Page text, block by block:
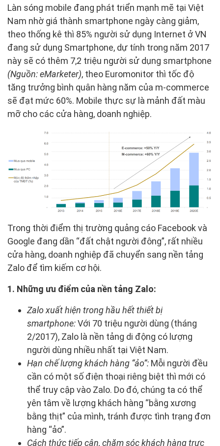
Làn sóng mobile đang phát triển mạnh mẽ tại Việt
Nam nhờ giá thành smartphone ngày càng giảm,
theo thống kê thì 85% người sử dụng Internet ở VN
đang sử dụng Smartphone, dự tính trong năm 2017
này sẽ có thêm 7,2 triệu người sử dụng smartphone
(Nguồn: eMarketer), theo Euromonitor thì tốc độ
tăng trưởng bình quân hàng năm của m-commerce
sẽ đạt mức 60%. Mobile thực sự là mảnh đất màu
mỡ cho các cửa hàng, doanh nghiệp.
Trong thời điểm thị trường quảng cáo Facebook và
Google đang dần “đất chật người đông”, rất nhiều
cửa hàng, doanh nghiệp đã chuyển sang nền tảng
Zalo để tìm kiếm cơ hội.
1. Những ưu điểm của nền tảng Zalo:
Zalo xuất hiện trong hầu hết thiết bị
smartphone:Với 70 triệu người dùng (tháng
2/2017), Zalo là nền tảng di động có lượng
người dùng nhiều nhất tại Việt Nam.
Hạn chế lượng khách hàng “ảo”: Mỗi người đều
cần có một số điện thoại riêng biệt thì mới có
thể truy cập vào Zalo. Do đó, chúng ta có thể
yên tâm về lượng khách hàng “bằng xương
bằng thịt” của mình, tránh được tình trạng đơn
hàng “ảo”.
Cách thức tiếp cận, chăm sóc khách hàng trực